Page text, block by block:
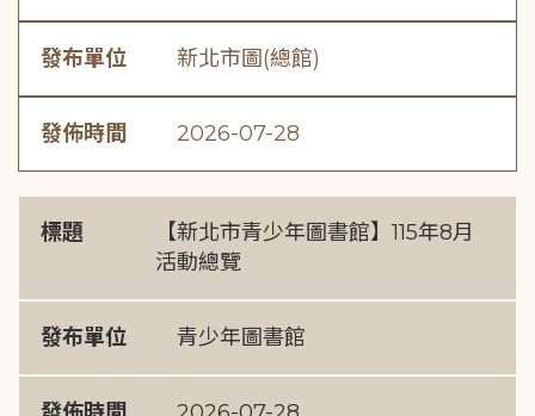
發布單位 新北市圖(總館)
發佈時間 2026-07-28
標題
【新北市青少年圖書館】115年8月
活動總覽
發布單位 青少年圖書館